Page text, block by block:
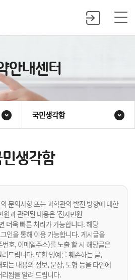
안내센터
국민생각함
생각함
문의사항 또는 과학관의 발전 방향에 대한
원과 관련된 내용은 '전자민원
더욱 빠른 처리가 가능합니다. 해당
인을 통해 이용 가능합니다. 게시글을
호, 이메일주소)를 노출 할 시 해당글은
드립니다. 또한 명예를 훼손하는 글,
는 내용의 정보, 문장, 도형 등을 타인에
됨을 알려 드립니다.